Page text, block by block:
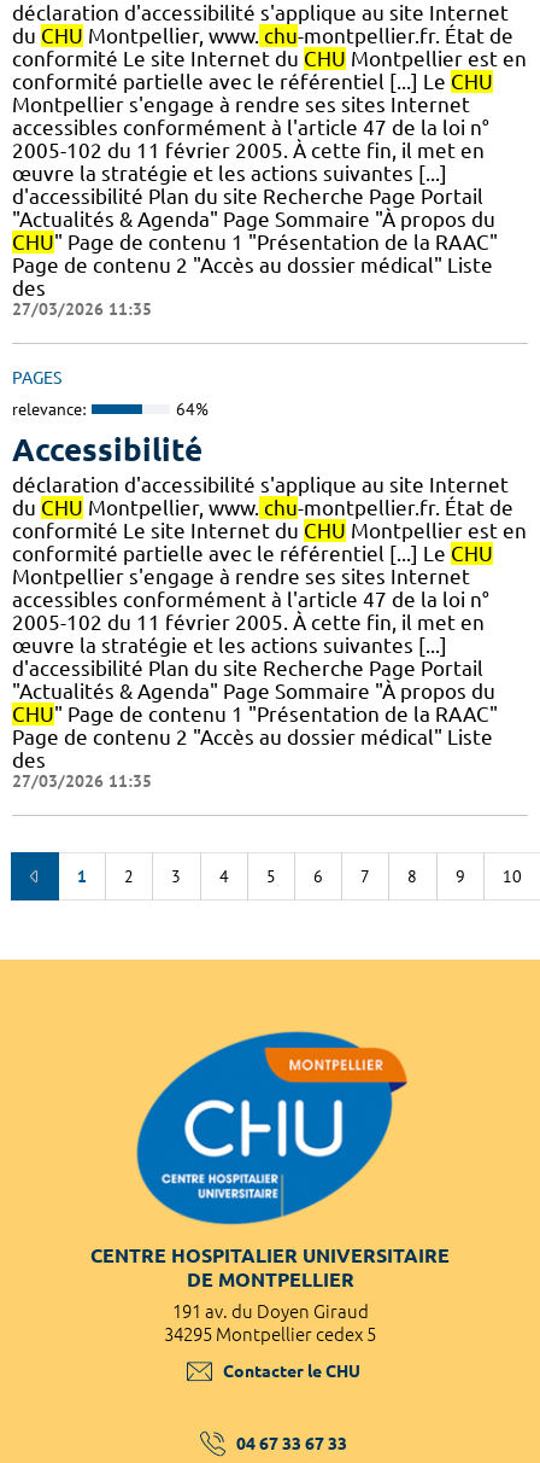
déclaration d'accessibilité s'applique au site Internet
du CHU Montpellier, www. chu-montpellier.fr. État de
conformité Le site Internet du CHU Montpellier est en
conformité partielle avec le référentiel [...] Le CHU
Montpellier s'engage à rendre ses sites Internet
accessibles conformément à l'article 47 de la loi n°
2005-102 du 11 février 2005. À cette fin, il met en
œuvre la stratégie et les actions suivantes [...]
d'accessibilité Plan du site Recherche Page Portail
"Actualités & Agenda" Page Sommaire "À propos du
CHU" Page de contenu 1 "Présentation de la RAAC"
Page de contenu 2 "Accès au dossier médical" Liste
des
27/03/2026 11:35
PAGES
relevance: 64%
Accessibilité
déclaration d'accessibilité s'applique au site Internet
du CHU Montpellier, www. chu-montpellier.fr. État de
conformité Le site Internet du CHU Montpellier est en
conformité partielle avec le référentiel [...] Le CHU
Montpellier s'engage à rendre ses sites Internet
accessibles conformément à l'article 47 de la loi n°
2005-102 du 11 février 2005. À cette fin, il met en
œuvre la stratégie et les actions suivantes [...]
d'accessibilité Plan du site Recherche Page Portail
"Actualités & Agenda" Page Sommaire "À propos du
CHU" Page de contenu 1 "Présentation de la RAAC"
Page de contenu 2 "Accès au dossier médical" Liste
des
27/03/2026 11:35
1 2 3 4 5 6 7 8 9 10
CENTRE HOSPITALIER UNIVERSITAIRE
DE MONTPELLIER
191 av. du Doyen Giraud
34295 Montpellier cedex 5
Contacter le CHU
04 67 33 67 33